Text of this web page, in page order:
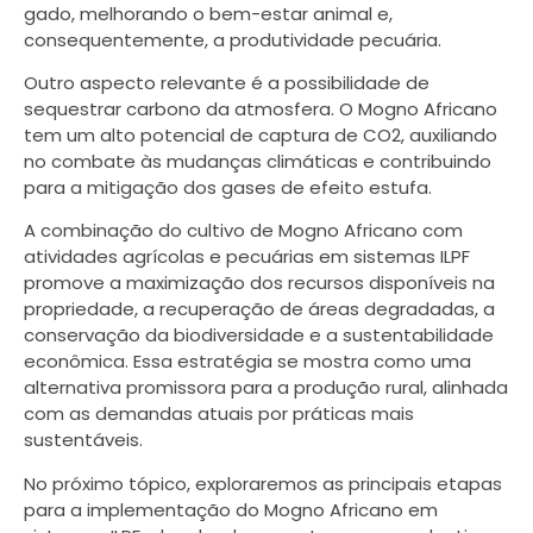
gado, melhorando o bem-estar animal e,
consequentemente, a produtividade pecuária.
Outro aspecto relevante é a possibilidade de
sequestrar carbono da atmosfera. O Mogno Africano
tem um alto potencial de captura de CO2, auxiliando
no combate às mudanças climáticas e contribuindo
para a mitigação dos gases de efeito estufa.
A combinação do cultivo de Mogno Africano com
atividades agrícolas e pecuárias em sistemas ILPF
promove a maximização dos recursos disponíveis na
propriedade, a recuperação de áreas degradadas, a
conservação da biodiversidade e a sustentabilidade
econômica. Essa estratégia se mostra como uma
alternativa promissora para a produção rural, alinhada
com as demandas atuais por práticas mais
sustentáveis.
No próximo tópico, exploraremos as principais etapas
para a implementação do Mogno Africano em